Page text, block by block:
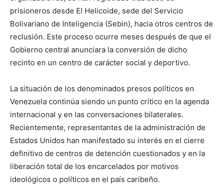
prisioneros desde El Helicoide, sede del Servicio
Bolivariano de Inteligencia (Sebin), hacia otros centros de
reclusión. Este proceso ocurre meses después de que el
Gobierno central anunciara la conversión de dicho
recinto en un centro de carácter social y deportivo.
La situación de los denominados presos políticos en
Venezuela continúa siendo un punto crítico en la agenda
internacional y en las conversaciones bilaterales.
Recientemente, representantes de la administración de
Estados Unidos han manifestado su interés en el cierre
definitivo de centros de detención cuestionados y en la
liberación total de los encarcelados por motivos
ideológicos o políticos en el país caribeño.